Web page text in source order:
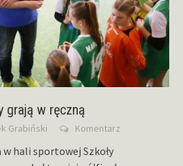
grają w ręczną
Grabiński Komentarz
hali sportowej Szkoły